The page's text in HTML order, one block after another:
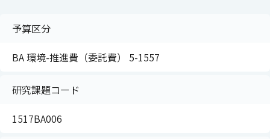
予算区分
BA 環境-推進費（委託費） 5-1557
研究課題コード
1517BA006